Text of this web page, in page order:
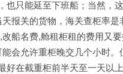
也只能延至下班船；当然，
报关的货物，海关查柜率
船名费,舱租柜租的费用又
会允许重柜晚交几个小时
好在截重柜前半天至一天以